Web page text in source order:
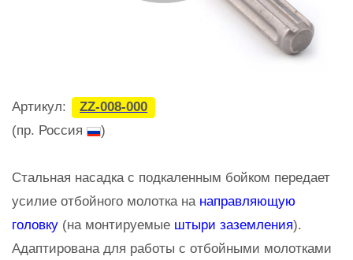
Артикул:
ZZ-008-000
(пр. Россия
)
Стальная насадка с подкаленным бойком передает
усилие отбойного молотка на направляющую
головку (на монтируемые штыри заземления).
Адаптирована для работы с отбойными молотками